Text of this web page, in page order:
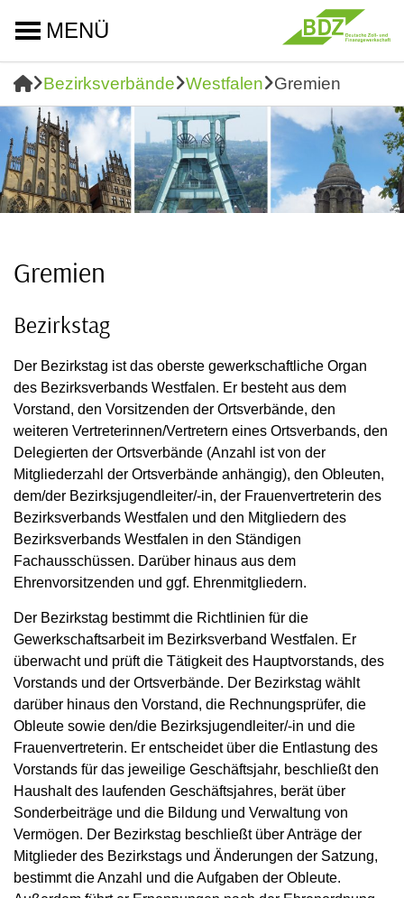
MENÜ
Bezirksverbände Westfalen Gremien
Gremien
Bezirkstag
Der Bezirkstag ist das oberste gewerkschaftliche Organ
des Bezirksverbands Westfalen. Er besteht aus dem
Vorstand, den Vorsitzenden der Ortsverbände, den
weiteren Vertreterinnen/Vertretern eines Ortsverbands, den
Delegierten der Ortsverbände (Anzahl ist von der
Mitgliederzahl der Ortsverbände anhängig), den Obleuten,
dem/der Bezirksjugendleiter/-in, der Frauenvertreterin des
Bezirksverbands Westfalen und den Mitgliedern des
Bezirksverbands Westfalen in den Ständigen
Fachausschüssen. Darüber hinaus aus dem
Ehrenvorsitzenden und ggf. Ehrenmitgliedern.
Der Bezirkstag bestimmt die Richtlinien für die
Gewerkschaftsarbeit im Bezirksverband Westfalen. Er
überwacht und prüft die Tätigkeit des Hauptvorstands, des
Vorstands und der Ortsverbände. Der Bezirkstag wählt
darüber hinaus den Vorstand, die Rechnungsprüfer, die
Obleute sowie den/die Bezirksjugendleiter/-in und die
Frauenvertreterin. Er entscheidet über die Entlastung des
Vorstands für das jeweilige Geschäftsjahr, beschließt den
Haushalt des laufenden Geschäftsjahres, berät über
Sonderbeiträge und die Bildung und Verwaltung von
Vermögen. Der Bezirkstag beschließt über Anträge der
Mitglieder des Bezirkstags und Änderungen der Satzung,
bestimmt die Anzahl und die Aufgaben der Obleute.